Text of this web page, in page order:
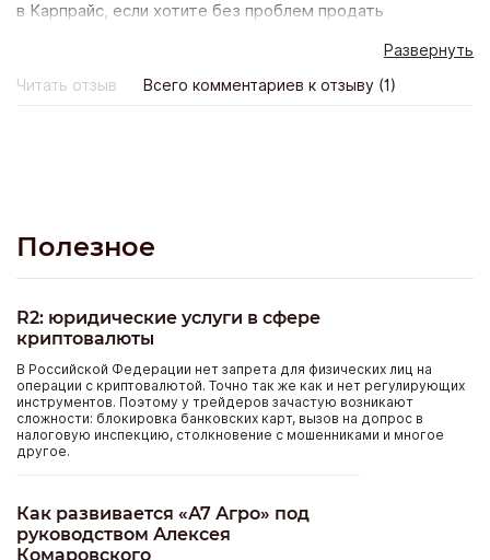
в Карпрайс, если хотите без проблем продать
После диагностики машину выставляют на аукцион, а
там за нее воюют дилеры, предлагая все больше и
Развернуть
Читать отзыв
Всего комментариев к отзыву (1)
Полезное
R2: юридические услуги в сфере
криптовалюты
В Российской Федерации нет запрета для физических лиц на
операции с криптовалютой. Точно так же как и нет регулирующих
инструментов. Поэтому у трейдеров зачастую возникают
сложности: блокировка банковских карт, вызов на допрос в
налоговую инспекцию, столкновение с мошенниками и многое
другое.
Как развивается «А7 Агро» под
руководством Алексея
Комаровского